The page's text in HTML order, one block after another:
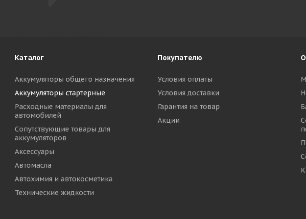
Каталог
Аккумуляторы общего назначения
Аккумуляторы стартерные
Расходные материалы для
автомобилей
Сопутствующие товары для
аккумуляторов
Аксессуары
Автомасла
Автохимия и автокосметика
Технические жидкости
Покупателю
Условия оплаты
Условия доставки
Гарантия на товар
Акции